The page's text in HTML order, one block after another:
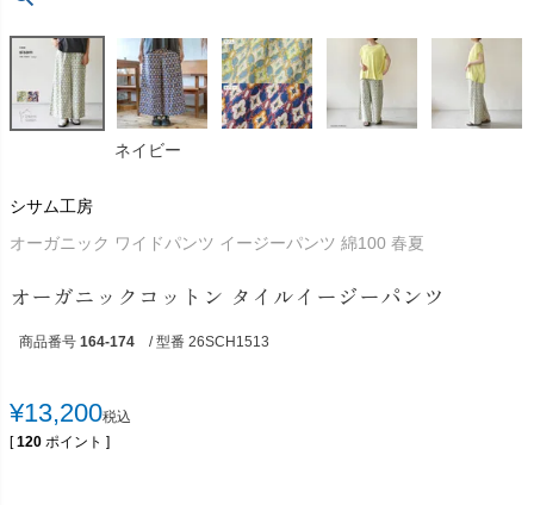
ネイビー
シサム工房
オーガニック ワイドパンツ イージーパンツ 綿100 春夏
オーガニックコットン タイルイージーパンツ
商品番号 164-174 / 型番 26SCH1513
¥13,200税込
[ 120 ポイント ]